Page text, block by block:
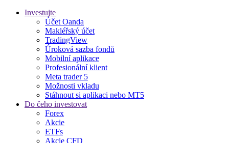
Investujte
Účet Oanda
Makléřský účet
TradingView
Úroková sazba fondů
Mobilní aplikace
Profesionální klient
Meta trader 5
Možnosti vkladu
Stáhnout si aplikaci nebo MT5
Do čeho investovat
Forex
Akcie
ETFs
Akcie CFD